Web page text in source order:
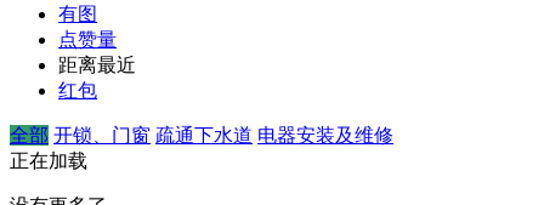
有图
点赞量
距离最近
红包
全部 开锁、门窗 疏通下水道 电器安装及维修
正在加载